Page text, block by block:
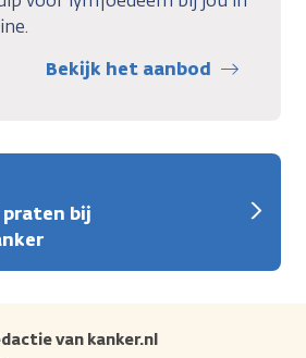
Bekijk het aanbod
praten bij
van kanker.nl